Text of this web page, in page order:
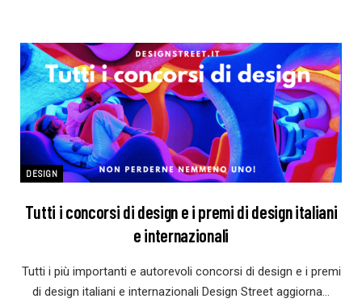
DESIGN
Tutti i concorsi di design e i premi di design italiani
e internazionali
Tutti i più importanti e autorevoli concorsi di design e i premi
di design italiani e internazionali Design Street aggiorna…